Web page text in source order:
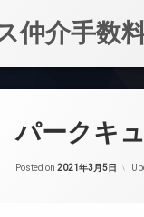
仲介手数
パークキ
Posted on 2021年3月5日